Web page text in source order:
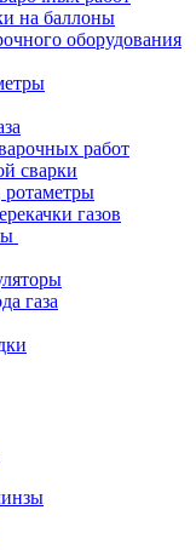
на баллоны
оборудования
работ
сварки
ротаметры
газов
газа